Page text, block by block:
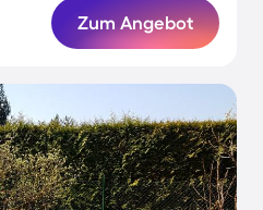
Zum Angebot